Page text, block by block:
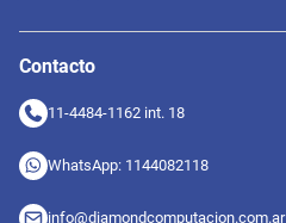
Contacto
11-4484-1162 int. 18
WhatsApp: 1144082118
info@diamondcomputacion.com.ar